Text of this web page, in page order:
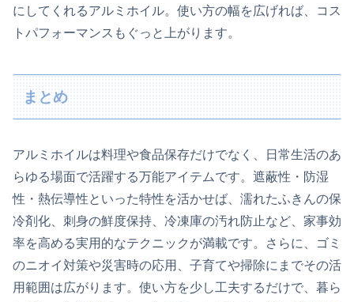
にしてくれるアルミホイル。使い方の幅を広げれば、コス
トパフォーマンスもぐっと上がります。
まとめ
アルミホイルは料理や食品保存だけでなく、日常生活のあ
らゆる場面で活躍する万能アイテムです。遮蔽性・防湿
性・熱伝導性といった特性を活かせば、濡れたふきんの保
冷剤化、刺身の鮮度保持、冷凍庫の汚れ防止など、家事効
率を高める実用的なテクニックが満載です。さらに、ゴミ
のニオイ対策や災害時の応用、子育てや掃除にまでその活
用範囲は広がります。使い方を少し工夫するだけで、暮ら